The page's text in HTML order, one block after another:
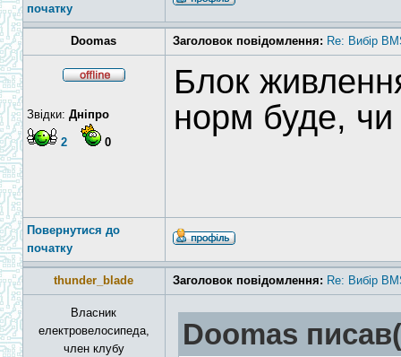
початку
Doomas Заголовок повідомлення: Re: Вибір
Звідки: Дніпро
2 0
Блок
норм буде,
Повернутися до
початку
thunder_blade Заголовок повідомлення: Re: Вибір
Власник
електровелосипеда,
член клубу
Doomas